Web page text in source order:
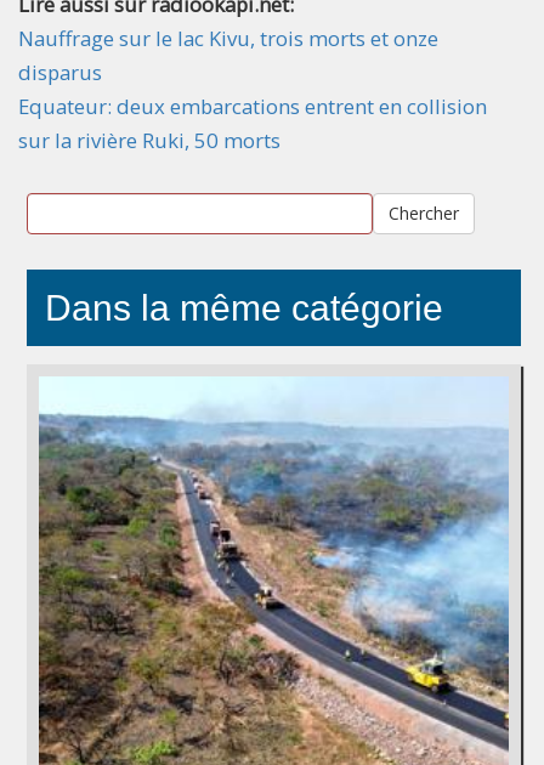
Nauffrage sur le lac Kivu, trois morts et onze
disparus
Equateur: deux embarcations entrent en collision
sur la rivière Ruki, 50 morts
Chercher
Dans la même catégorie